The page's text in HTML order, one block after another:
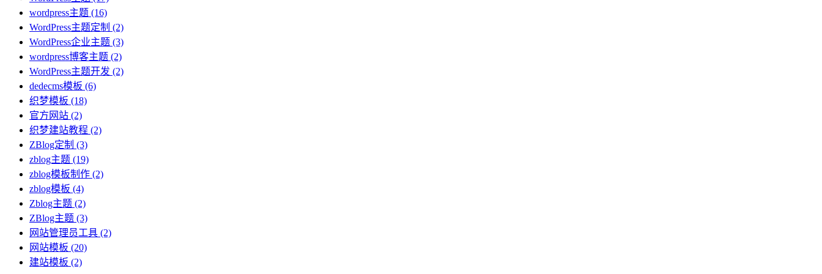
wordpress主题 (16)
WordPress主题定制 (2)
WordPress企业主题 (3)
wordpress博客主题 (2)
WordPress主题开发 (2)
dedecms模板 (6)
织梦模板 (18)
官方网站 (2)
织梦建站教程 (2)
ZBlog定制 (3)
zblog主题 (19)
zblog模板制作 (2)
zblog模板 (4)
Zblog主题 (2)
ZBlog主题 (3)
网站管理员工具 (2)
网站模板 (20)
建站模板 (2)